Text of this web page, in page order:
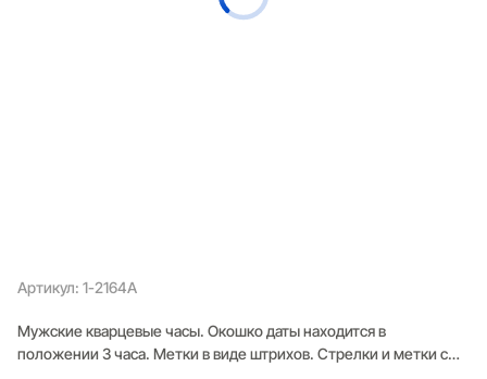
Артикул: 1-2164A
Мужские кварцевые часы. Окошко даты находится в
положении 3 часа. Метки в виде штрихов. Стрелки и метки с